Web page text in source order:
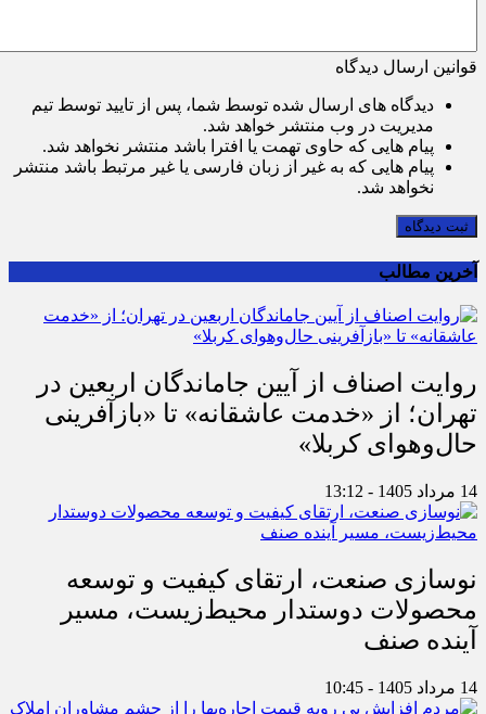
قوانین ارسال دیدگاه
دیدگاه های ارسال شده توسط شما، پس از تایید توسط تیم
مدیریت در وب منتشر خواهد شد.
پیام هایی که حاوی تهمت یا افترا باشد منتشر نخواهد شد.
پیام هایی که به غیر از زبان فارسی یا غیر مرتبط باشد منتشر
نخواهد شد.
ثبت دیدگاه
آخرین مطالب
روایت اصناف از آیین جاماندگان اربعین در
تهران؛ از «خدمت عاشقانه» تا «بازآفرینی
حال‌وهوای کربلا»
14 مرداد 1405 - 13:12
نوسازی صنعت، ارتقای کیفیت و توسعه
محصولات دوستدار محیط‌زیست، مسیر
آینده صنف
14 مرداد 1405 - 10:45